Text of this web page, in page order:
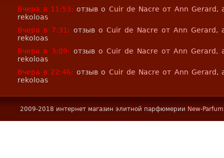
Вчера в 11:53: отзыв о Cuir de Nacre от Ann Gerard,
rekoloas
Вчера в 7:31: отзыв о Cuir de Nacre от Ann Gerard,
rekoloas
Вчера в 3:09: отзыв о Cuir de Nacre от Ann Gerard,
rekoloas
Вчера в 22:46: отзыв о Cuir de Nacre от Ann Gerard,
rekoloas
2009-2018 интернет магазин элитной парфюмерии New-